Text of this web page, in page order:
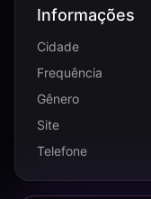
Informações
Cidade
Frequência
Gênero
Site
Telefone